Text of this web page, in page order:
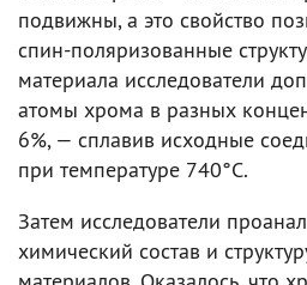
подвижны, а это свойство
спин-поляризованные
материала исследователи
атомы хрома в разных
6%, — сплавив исходные
при температуре 740°C.
Затем исследователи
химический состав и